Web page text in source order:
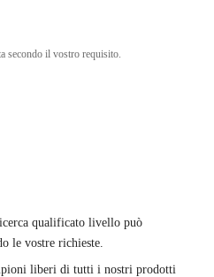
secondo il vostro requisito.
qualificato livello può
le vostre richieste.
liberi di tutti i nostri prodotti